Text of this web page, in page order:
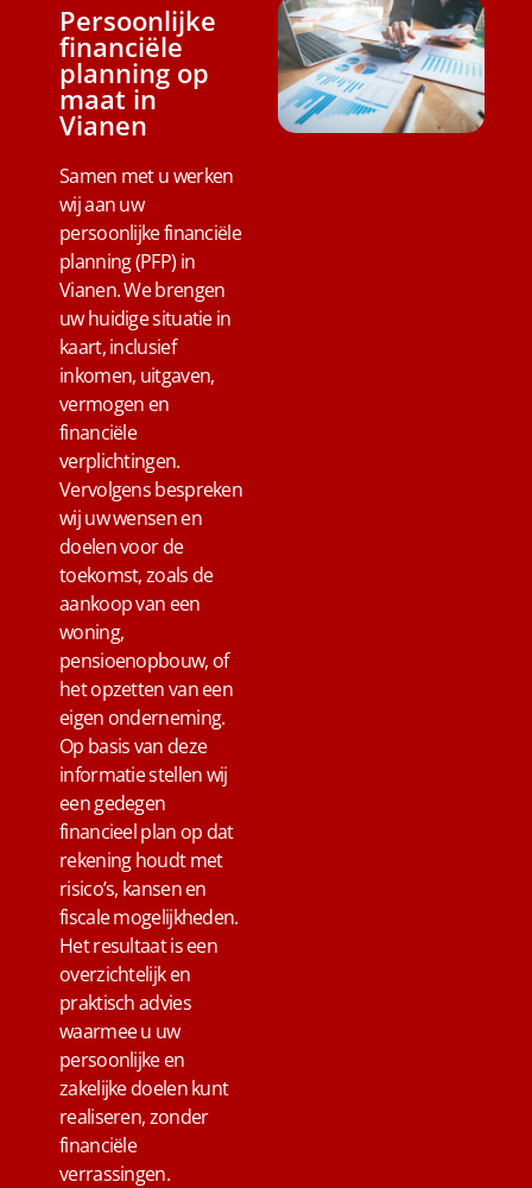
Persoonlijke
financiële
planning op
maat in
Vianen
Samen met u werken
wij aan uw
persoonlijke financiële
planning (PFP) in
Vianen. We brengen
uw huidige situatie in
kaart, inclusief
inkomen, uitgaven,
vermogen en
financiële
verplichtingen.
Vervolgens bespreken
wij uw wensen en
doelen voor de
toekomst, zoals de
aankoop van een
woning,
pensioenopbouw, of
het opzetten van een
eigen onderneming.
Op basis van deze
informatie stellen wij
een gedegen
financieel plan op dat
rekening houdt met
risico’s, kansen en
fiscale mogelijkheden.
Het resultaat is een
overzichtelijk en
praktisch advies
waarmee u uw
persoonlijke en
zakelijke doelen kunt
realiseren, zonder
financiële
verrassingen.